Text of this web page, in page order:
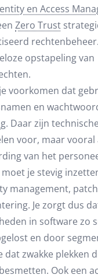
en Access
Zero Trust
opstapeling van
voorkomen dat
en
. Daar zijn technische
voor, maar vooral
van het
je stevig
management,
Je zorgt dus
in software zo
en door
dat zwakke plekken
Ook een